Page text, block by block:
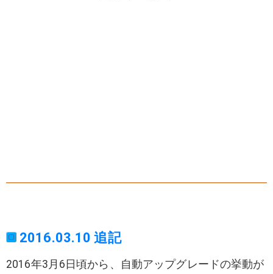
2016.03.10 追記
2016年3月6日頃から、自動アップグレードの挙動が